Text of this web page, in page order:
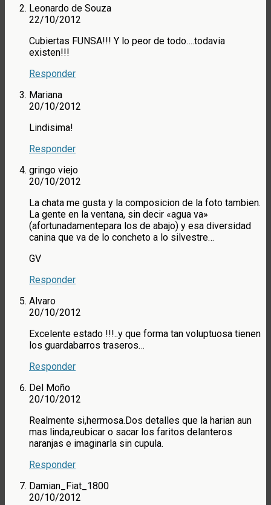
Leonardo de Souza
22/10/2012
Cubiertas FUNSA!!! Y lo peor de todo….todavia
existen!!!
Responder
Mariana
20/10/2012
Lindisima!
Responder
gringo viejo
20/10/2012
La chata me gusta y la composicion de la foto tambien.
La gente en la ventana, sin decir «agua va»
(afortunadamentepara los de abajo) y esa diversidad
canina que va de lo concheto a lo silvestre…
GV
Responder
Alvaro
20/10/2012
Excelente estado !!!..y que forma tan voluptuosa tienen
los guardabarros traseros…
Responder
Del Moño
20/10/2012
Realmente si,hermosa.Dos detalles que la harian aun
mas linda,reubicar o sacar los faritos delanteros
naranjas e imaginarla sin cupula.
Responder
Damian_Fiat_1800
20/10/2012